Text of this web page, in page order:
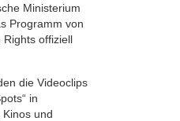
Ministerium
Programm von
Rights offiziell
die Videoclips
in
und